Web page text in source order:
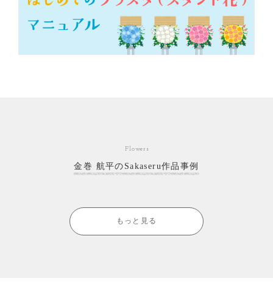
Flowers
金巻 航平のSakaseru作品事例
もっと見る